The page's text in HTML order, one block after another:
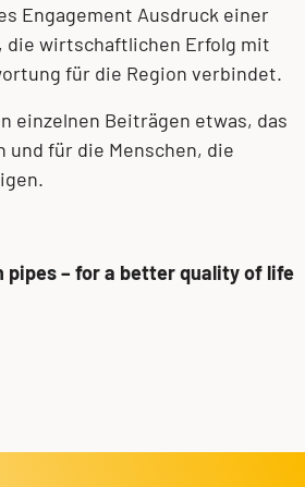
Engagement Ausdruck einer
die wirtschaftlichen Erfolg mit
für die Region verbindet.
einzelnen Beiträgen etwas, das
und für die Menschen, die
pipes – for a better quality of life